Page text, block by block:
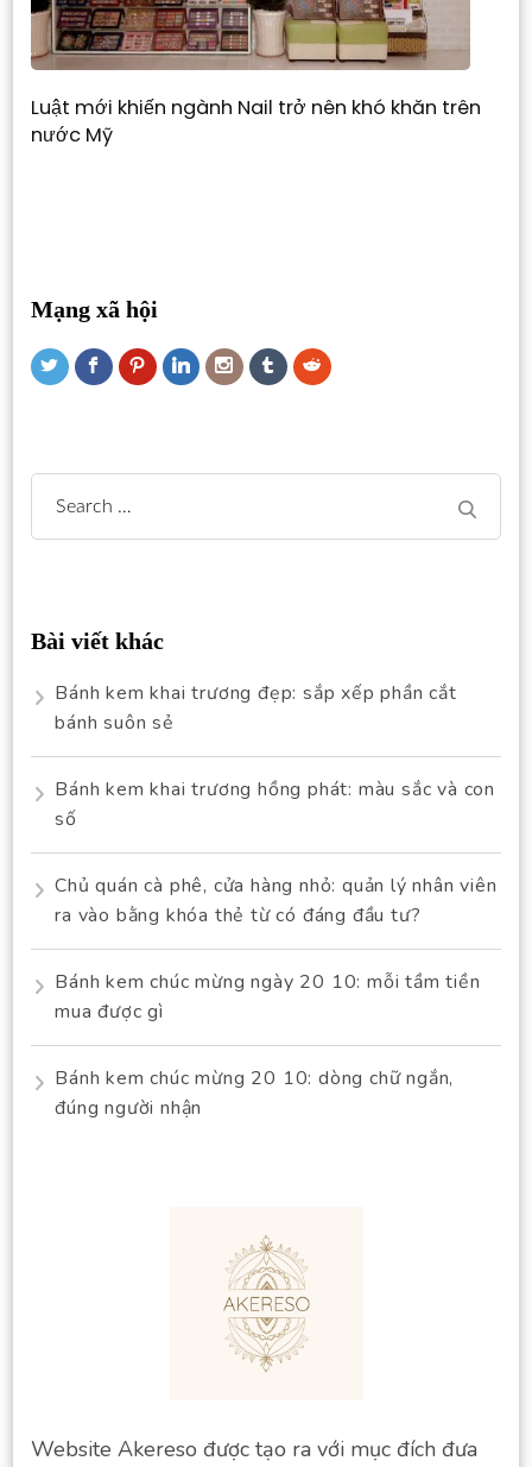
Luật mới khiến ngành Nail trở nên khó khăn trên
nước Mỹ
Mạng xã hội
Search
for:
Bài viết khác
Bánh kem khai trương đẹp: sắp xếp phần cắt
bánh suôn sẻ
Bánh kem khai trương hồng phát: màu sắc và con
số
Chủ quán cà phê, cửa hàng nhỏ: quản lý nhân viên
ra vào bằng khóa thẻ từ có đáng đầu tư?
Bánh kem chúc mừng ngày 20 10: mỗi tầm tiền
mua được gì
Bánh kem chúc mừng 20 10: dòng chữ ngắn,
đúng người nhận
Website Akereso được tạo ra với mục đích đưa